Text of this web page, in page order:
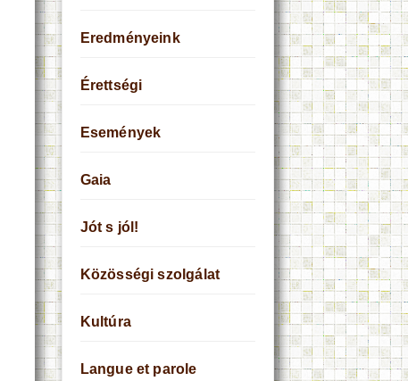
Eredményeink
Érettségi
Események
Gaia
Jót s jól!
Közösségi szolgálat
Kultúra
Langue et parole